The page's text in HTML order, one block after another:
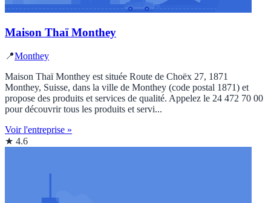
Maison Thaï Monthey
📍Monthey
Maison Thaï Monthey est située Route de Choëx 27, 1871
Monthey, Suisse, dans la ville de Monthey (code postal 1871) et
propose des produits et services de qualité. Appelez le 24 472 70 00
pour découvrir tous les produits et servi...
Voir l'entreprise »
★ 4.6